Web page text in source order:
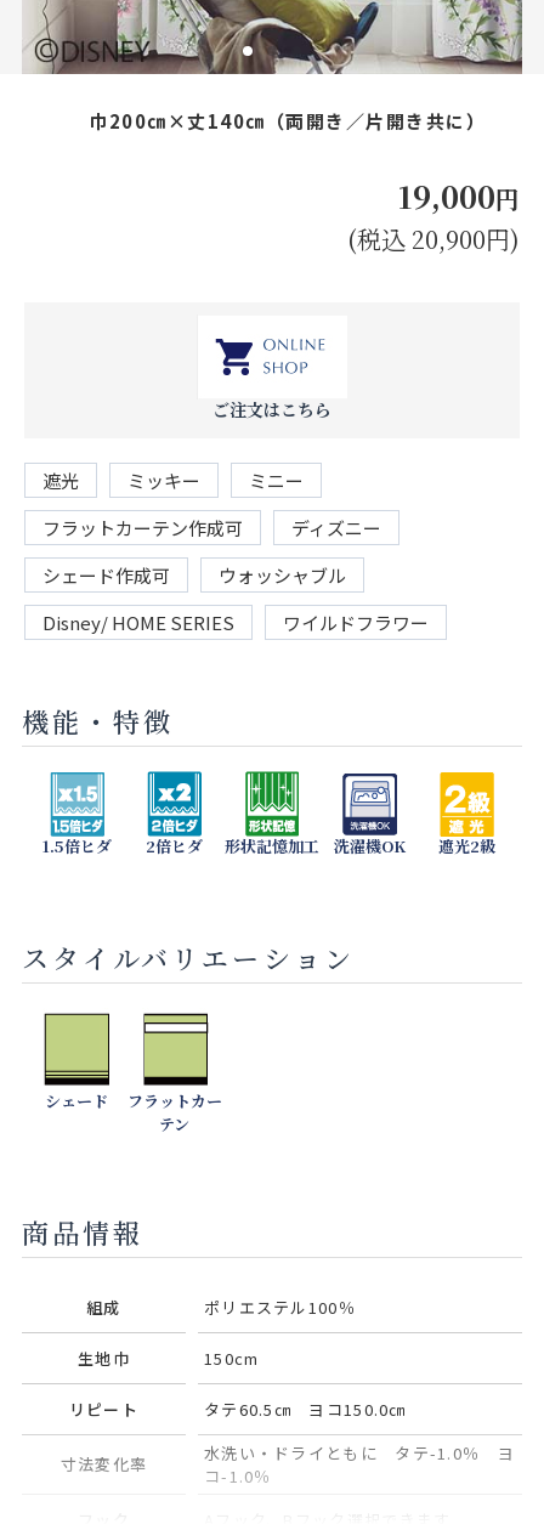
巾200㎝×丈140㎝（両開き／片開き共に）
19,000円
(税込 20,900円)
ご注文はこちら
遮光 ミッキー
ミニー
フラットカーテン作成可
ディズニー
シェード作成可
ウォッシャブル
Disney/ HOME SERIES
ワイルドフラワー
機能・特徴
1.5倍ヒダ 2倍ヒダ 形状記憶加工 洗濯機OK 遮光2級
スタイルバリエーション
シェード
フラットカー
テン
商品情報
組成 ポリエステル100％
生地巾 150cm
リピート タテ60.5㎝ ヨコ150.0㎝
寸法変化率
水洗い・ドライともに タテ-1.0％ ヨ
コ-1.0％